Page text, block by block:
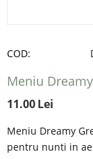
COD:
Meniu
11.00Lei
Meniu Dreamy
pentru nunti in